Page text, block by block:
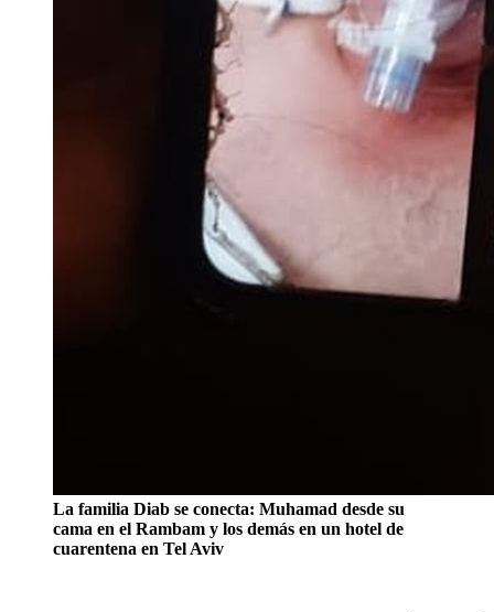
La familia Diab se conecta: Muhamad desde su
cama en el Rambam y los demás en un hotel de
cuarentena en Tel Aviv